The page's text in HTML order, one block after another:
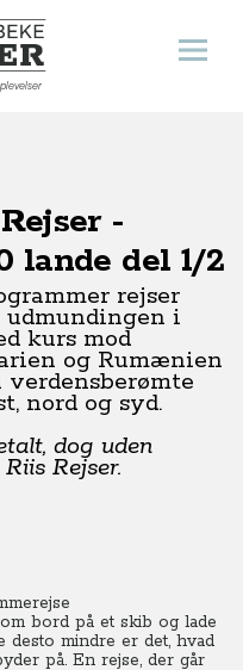
Rejser Åbn
-
lande del 1/2
rejser
i
kurs mod
og Rumænien
nord og syd.
dog uden
Rejser.
bord på et skib og lade
desto mindre er det, hvad
på. En rejse, der går